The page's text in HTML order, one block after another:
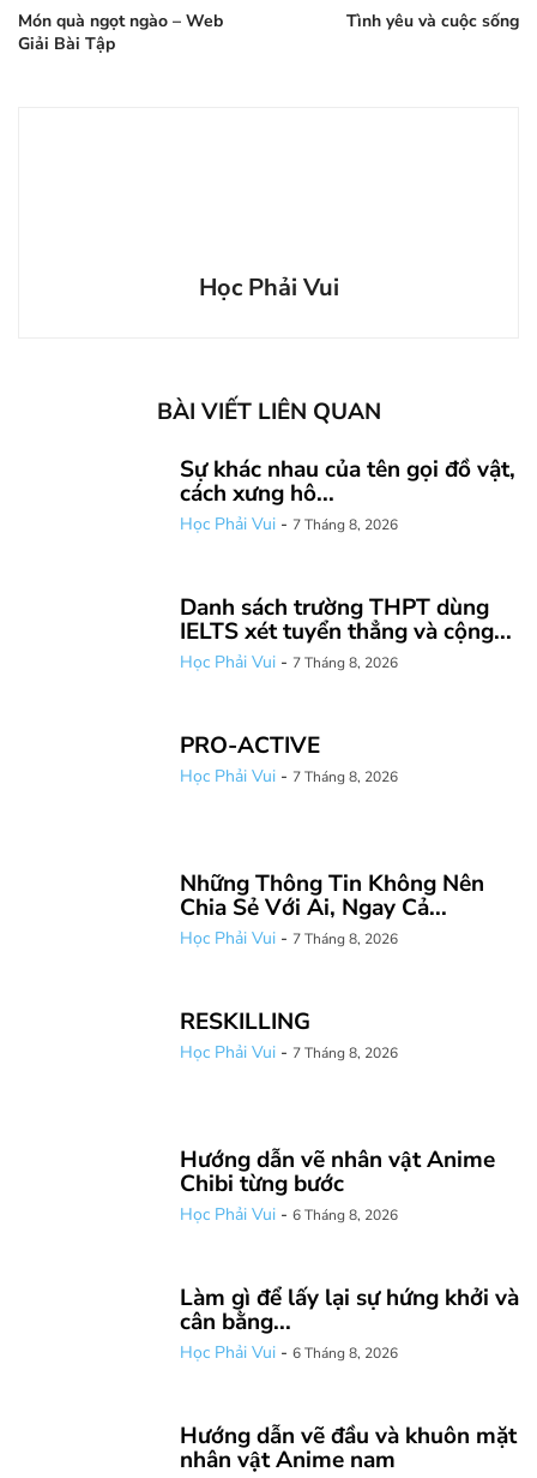
Món quà ngọt ngào – Web
Giải Bài Tập
Tình yêu và cuộc sống
Học Phải Vui
BÀI VIẾT LIÊN QUAN
Sự khác nhau của tên gọi đồ vật,
cách xưng hô...
Học Phải Vui - 7 Tháng 8, 2026
Danh sách trường THPT dùng
IELTS xét tuyển thẳng và cộng...
Học Phải Vui - 7 Tháng 8, 2026
PRO-ACTIVE
Học Phải Vui - 7 Tháng 8, 2026
Những Thông Tin Không Nên
Chia Sẻ Với Ai, Ngay Cả...
Học Phải Vui - 7 Tháng 8, 2026
RESKILLING
Học Phải Vui - 7 Tháng 8, 2026
Hướng dẫn vẽ nhân vật Anime
Chibi từng bước
Học Phải Vui - 6 Tháng 8, 2026
Làm gì để lấy lại sự hứng khởi và
cân bằng...
Học Phải Vui - 6 Tháng 8, 2026
Hướng dẫn vẽ đầu và khuôn mặt
nhân vật Anime nam